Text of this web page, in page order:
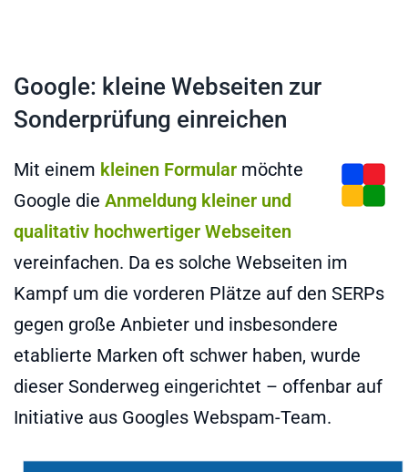
Google: kleine Webseiten zur
Sonderprüfung einreichen
Mit einem kleinen Formular möchte
Google die Anmeldung kleiner und
qualitativ hochwertiger Webseiten
vereinfachen. Da es solche Webseiten im
Kampf um die vorderen Plätze auf den SERPs
gegen große Anbieter und insbesondere
etablierte Marken oft schwer haben, wurde
dieser Sonderweg eingerichtet – offenbar auf
Initiative aus Googles Webspam-Team.